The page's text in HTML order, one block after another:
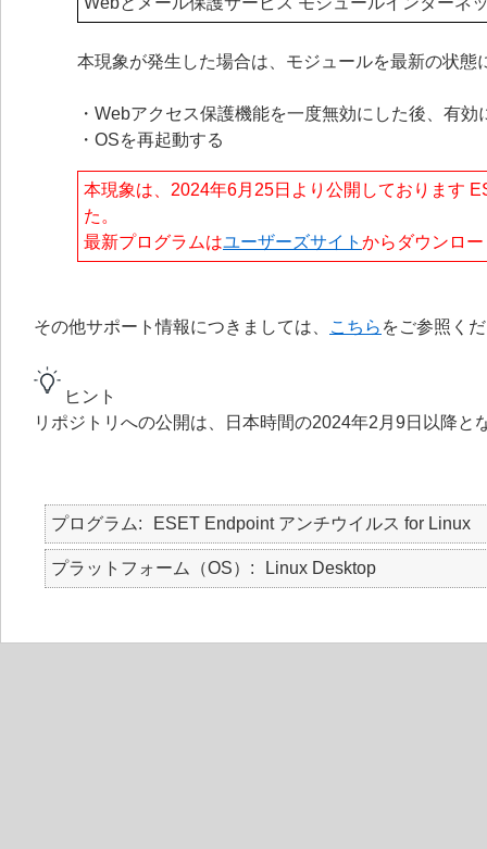
本現象が発生した場合は、モジュールを最新の状
・Webアクセス保護機能を一度無効にした後、有効
・OSを再起動する
本現象は、2024年6月25日より公開しております
た。
最新プログラムはユーザーズサイト からダウンロ
その他サポート情報につきましては、 こちら をご参照く
ヒント
リポジトリへの公開は、日本時間の2024年2月9日以降と
プログラム ESET Endpoint アンチウイルス for Linux
プラットフォーム（OS） Linux Desktop